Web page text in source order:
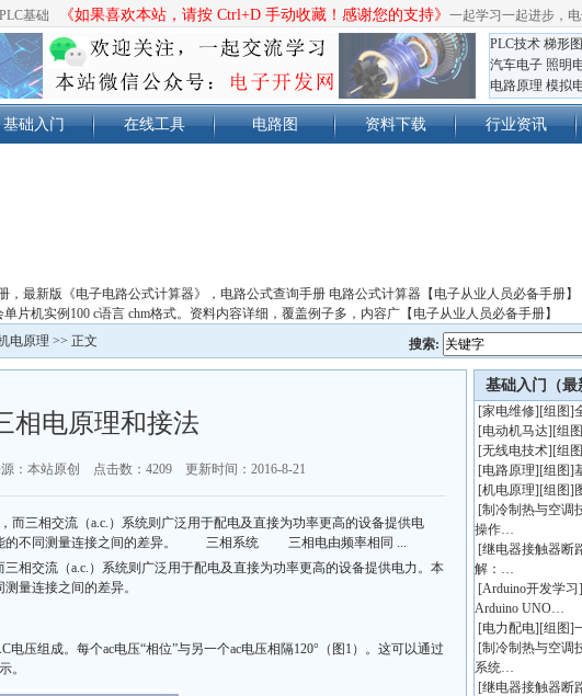
PLC基础 《如果喜欢本站，请按 Ctrl+D 手动收藏！感谢您的支持》 一起学习一起进步，
PLC技术 梯形
汽车电子 照明
电路原理 模拟
基础入门 在线工具 电路图 资料下载 行业资讯
，最新版《电子电路公式计算器》，电路公式查询手册 电路公式计算器【电子从业人员必备手册】
片机实例100 c语言 chm格式。资料内容详细，覆盖例子多，内容广【电子从业人员必备手册】
搜索:
电原理 >> 正文
相电原理和接法
：本站原创 点击数： 4209 更新时间：2016-8-21
三相交流（a.c.）系统则广泛用于配电及直接为功率更高的设备提供电
能的不同测量连接之间的差异。 三相系统 三相电由频率相同 ...
交流（a.c.）系统则广泛用于配电及直接为功率更高的设备提供电力。本
量连接之间的差异。
组成。每个ac电压“相位”与另一个ac电压相隔120°（图1）。这可以通过
。
基础入门（最
[家电维修][组图]
[电动机马达][组
[无线电技术][组
[电路原理][组图]
[机电原理][组图]
[制冷制热与空调
操作…
[继电器接触器断
解：…
[Arduino开发学习 ]
Arduino UNO…
[电力配电][组图]
[制冷制热与空调
系统…
[继电器接触器断